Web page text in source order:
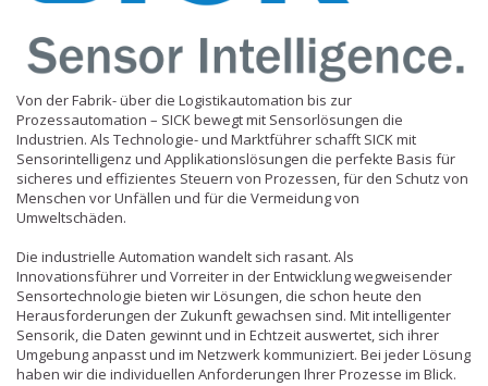
Von der Fabrik- über die Logistikautomation bis zur
Prozessautomation – SICK bewegt mit Sensorlösungen die
Industrien. Als Technologie- und Marktführer schafft SICK mit
Sensorintelligenz und Applikationslösungen die perfekte Basis für
sicheres und effizientes Steuern von Prozessen, für den Schutz von
Menschen vor Unfällen und für die Vermeidung von
Umweltschäden.
Die industrielle Automation wandelt sich rasant. Als
Innovationsführer und Vorreiter in der Entwicklung wegweisender
Sensortechnologie bieten wir Lösungen, die schon heute den
Herausforderungen der Zukunft gewachsen sind. Mit intelligenter
Sensorik, die Daten gewinnt und in Echtzeit auswertet, sich ihrer
Umgebung anpasst und im Netzwerk kommuniziert. Bei jeder Lösung
haben wir die individuellen Anforderungen Ihrer Prozesse im Blick.